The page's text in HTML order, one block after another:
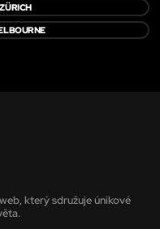
který sdružuje únikové